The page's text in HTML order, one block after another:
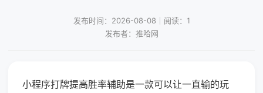
发布时间：2026-08-08｜阅读：1
发布者：推哈网
小程序打牌提高胜率辅助是一款可以让一直输的玩